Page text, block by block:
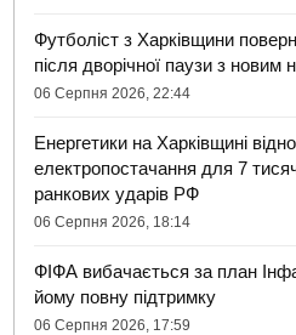
Футболіст з Харківщини
після дворічної паузи з новим
06 Серпня 2026, 22:44
Енергетики на Харківщині
електропостачання для 7
ранкових ударів РФ
06 Серпня 2026, 18:14
ФІФА вибачається за план
йому повну підтримку
06 Серпня 2026, 17:59